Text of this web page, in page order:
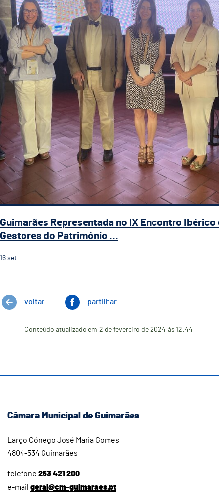
Guimarães Representada no IX Encontro Ibérico
Gestores do Património ...
16 set
voltar partilhar
Conteúdo atualizado em 2 de fevereiro de 2024 às 12:44
Câmara Municipal de Guimarães
Largo Cónego José Maria Gomes
4804-534 Guimarães
telefone 253 421 200
e-mail geral@cm-guimaraes.pt